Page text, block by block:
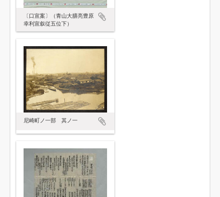
〔口宣案〕（青山大膳亮豊原
幸利宣叙従五位下）
尼崎町ノ一部 其ノ一